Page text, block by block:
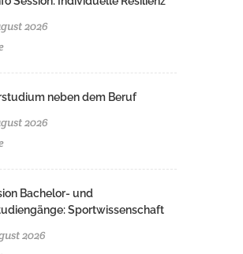
2026
neben dem Beruf
2026
Bachelor- und
Sportwissenschaft
2026